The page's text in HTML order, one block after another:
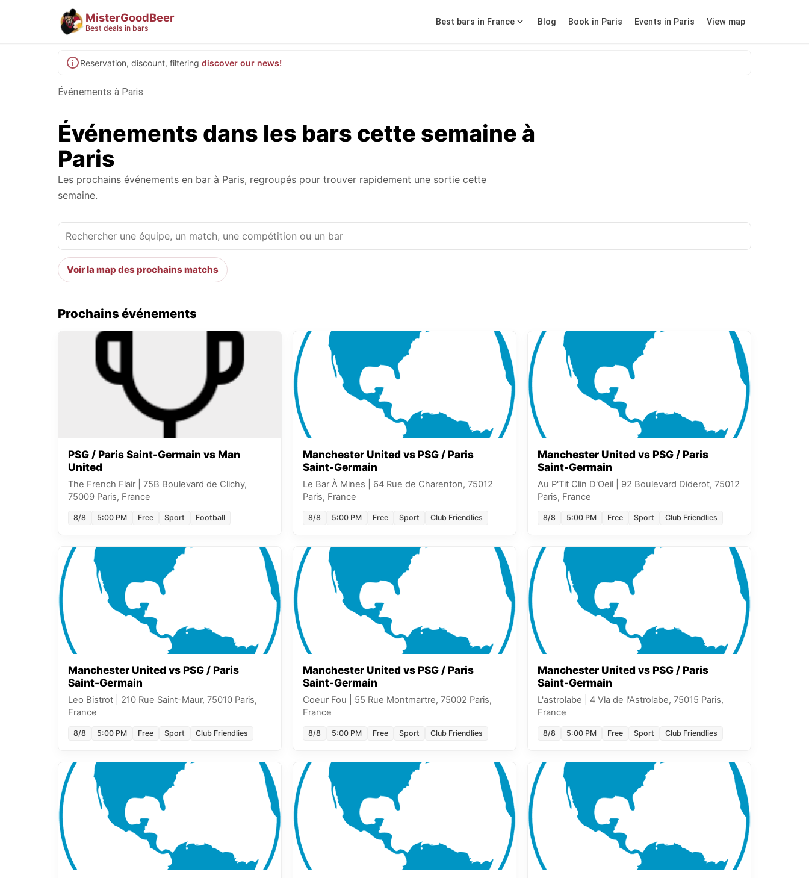
MisterGoodBeer
Best deals in bars
Best bars in France Blog Book in Paris Events in Paris View map
Reservation, discount, filtering discover our news!
Événements à Paris
Événements dans les bars cette semaine à
Paris
Les prochains événements en bar à Paris, regroupés pour trouver rapidement une sortie cette
semaine.
Voir la map des prochains matchs
Prochains événements
PSG / Paris Saint-Germain vs Man
United
The French Flair
75B Boulevard de Clichy,
75009 Paris, France
8/8 5:00 PM Free Sport Football
Manchester United vs PSG / Paris
Saint-Germain
Le Bar À Mines
64 Rue de Charenton, 75012
Paris, France
8/8 5:00 PM Free Sport Club Friendlies
Manchester United vs PSG / Paris
Saint-Germain
Au P'Tit Clin D'Oeil
92 Boulevard Diderot, 75012
Paris, France
8/8 5:00 PM Free Sport Club Friendlies
Manchester United vs PSG / Paris
Saint-Germain
Leo Bistrot
210 Rue Saint-Maur, 75010 Paris,
France
8/8 5:00 PM Free Sport Club Friendlies
Manchester United vs PSG / Paris
Saint-Germain
Coeur Fou
55 Rue Montmartre, 75002 Paris,
France
8/8 5:00 PM Free Sport Club Friendlies
Manchester United vs PSG / Paris
Saint-Germain
L'astrolabe
4 Vla de l'Astrolabe, 75015 Paris,
France
8/8 5:00 PM Free Sport Club Friendlies